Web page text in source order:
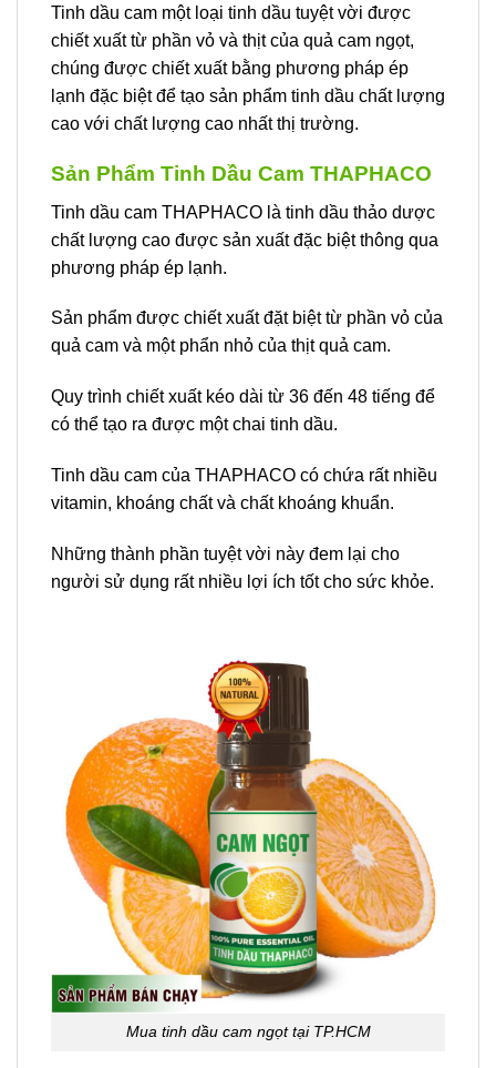
Tinh dầu cam một loại tinh dầu tuyệt vời được
chiết xuất từ phần vỏ và thịt của quả cam ngọt,
chúng được chiết xuất bằng phương pháp ép
lạnh đặc biệt để tạo sản phẩm tinh dầu chất lượng
cao với chất lượng cao nhất thị trường.
Sản Phẩm Tinh Dầu Cam THAPHACO
Tinh dầu cam THAPHACO là tinh dầu thảo dược
chất lượng cao được sản xuất đặc biệt thông qua
phương pháp ép lạnh.
Sản phẩm được chiết xuất đặt biệt từ phần vỏ của
quả cam và một phẩn nhỏ của thịt quả cam.
Quy trình chiết xuất kéo dài từ 36 đến 48 tiếng để
có thể tạo ra được một chai tinh dầu.
Tinh dầu cam của THAPHACO có chứa rất nhiều
vitamin, khoáng chất và chất khoáng khuẩn.
Những thành phần tuyệt vời này đem lại cho
người sử dụng rất nhiều lợi ích tốt cho sức khỏe.
Mua tinh dầu cam ngọt tại TP.HCM